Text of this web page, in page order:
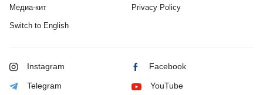
Медиа-кит Privacy Policy
Switch to English
Instagram Facebook
Telegram YouTube